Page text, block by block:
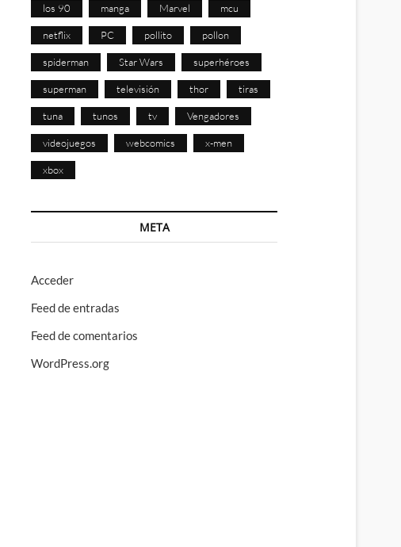
los 90 manga Marvel mcu
netflix PC pollito pollon
spiderman Star Wars superhéroes
superman televisión thor tiras
tuna tunos tv Vengadores
videojuegos webcomics x-men
xbox
META
Acceder
Feed de entradas
Feed de comentarios
WordPress.org